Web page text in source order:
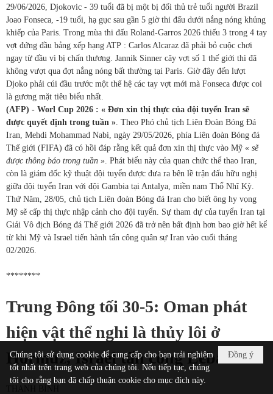
29/06/2026, Djokovic - 39 tuổi đã bị một bị đối thủ trẻ tuổi người Brazil
Joao Fonseca, -19 tuổi, hạ gục sau gần 5 giờ thi đấu dưới nắng nóng khủng
khiếp của Paris. Trong mùa thi đấu Roland-Garros 2026 thiếu 3 trong 4 tay
vợt đứng đầu bảng xếp hạng ATP : Carlos Alcaraz đã phải bỏ cuộc chơi
ngay từ đầu vì bị chấn thương. Jannik Sinner cây vợt số 1 thế giới thì đã
không vượt qua đợt nắng nóng bất thường tại Paris. Giờ đây đến lượt
Djoko phải cúi đầu trước một thế hệ các tay vợt mới mà Fonseca được coi
là gương mặt tiêu biểu nhất.
(AFP) - Worl Cup 2026 : « Đơn xin thị thực của đội tuyển Iran sẽ
được quyết định trong tuần ». Theo Phó chủ tịch Liên Đoàn Bóng Đá
Iran, Mehdi Mohammad Nabi, ngày 29/05/2026, phía Liên đoàn Bóng đá
Thế giới (FIFA) đã có hồi đáp rằng kết quả đơn xin thị thực vào Mỹ « sẽ
được thông báo trong tuần ». Phát biểu này của quan chức thể thao Iran,
còn là giám đốc kỹ thuật đội tuyển được đưa ra bên lề trận đấu hữu nghị
giữa đội tuyển Iran với đội Gambia tại Antalya, miền nam Thổ Nhĩ Kỳ.
Thứ Năm, 28/05, chủ tịch Liên đoàn Bóng đá Iran cho biết ông hy vọng
Mỹ sẽ cấp thị thực nhập cảnh cho đội tuyển. Sự tham dự của tuyển Iran tại
Giải Vô địch Bóng đá Thế giới 2026 đã trở nên bất định hơn bao giờ hết kể
từ khi Mỹ và Israel tiến hành tấn công quân sự Iran vào cuối tháng
02/2026.
********
Trung Đông tối 30-5: Oman phát
hiện vật thể nghi là thủy lôi ở
Hormuz, Israel tấn công Lebanon
Đồng ý
Chúng tôi sử dụng cookie để cung cấp cho bạn trải nghiệm
tốt nhất trên trang web của chúng tôi. Nếu tiếp tục, chúng
tôi cho rằng bạn đã chấp thuận cookie cho mục đích này.